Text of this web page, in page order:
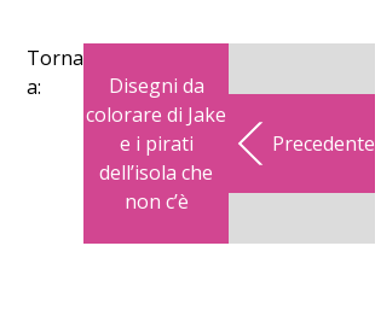
Torna
a:
Disegni da
colorare di Jake
e i pirati
dell’isola che
non c’è
Precedente